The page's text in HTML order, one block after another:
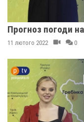
Прогноз погоди
11 лютого 2022 0